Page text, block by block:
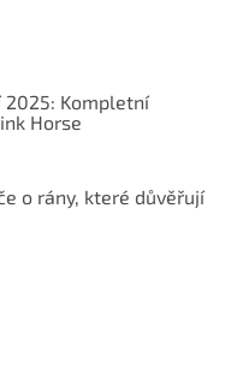
2025: Kompletní
Horse
o rány, které důvěřují